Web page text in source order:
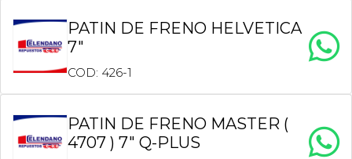
PATIN DE FRENO HELVETICA
7″
COD: 426-1
PATIN DE FRENO MASTER (
4707 ) 7″ Q-PLUS